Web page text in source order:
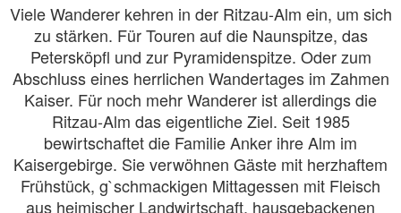
Viele Wanderer kehren in der Ritzau-Alm ein, um sich
zu stärken. Für Touren auf die Naunspitze, das
Petersköpfl und zur Pyramidenspitze. Oder zum
Abschluss eines herrlichen Wandertages im Zahmen
Kaiser. Für noch mehr Wanderer ist allerdings die
Ritzau-Alm das eigentliche Ziel. Seit 1985
bewirtschaftet die Familie Anker ihre Alm im
Kaisergebirge. Sie verwöhnen Gäste mit herzhaftem
Frühstück, g`schmackigen Mittagessen mit Fleisch
aus heimischer Landwirtschaft, hausgebackenen